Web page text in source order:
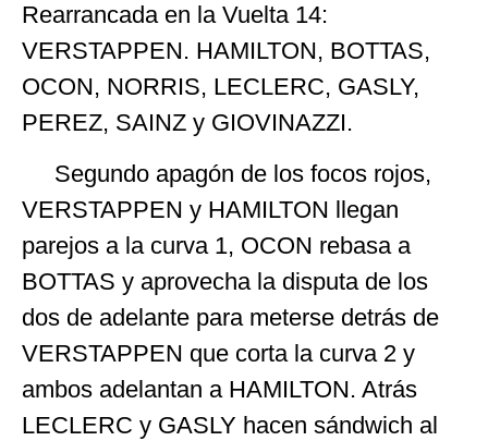
Rearrancada en la Vuelta 14:
VERSTAPPEN. HAMILTON, BOTTAS,
OCON, NORRIS, LECLERC, GASLY,
PEREZ, SAINZ y GIOVINAZZI.
Segundo apagón de los focos rojos,
VERSTAPPEN y HAMILTON llegan
parejos a la curva 1, OCON rebasa a
BOTTAS y aprovecha la disputa de los
dos de adelante para meterse detrás de
VERSTAPPEN que corta la curva 2 y
ambos adelantan a HAMILTON. Atrás
LECLERC y GASLY hacen sándwich al